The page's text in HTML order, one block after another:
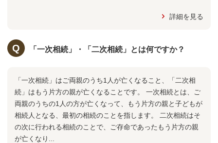
詳細を見る
「一次相続」・「二次相続」とは何ですか？
「一次相続」はご両親のうち1人が亡くなること、「二次相
続」はもう片方の親が亡くなることです。 一次相続とは、ご
両親のうちの1人の方が亡くなって、もう片方の親と子どもが
相続人となる、最初の相続のことを指します。 二次相続はそ
の次に行われる相続のことで、ご存命であったもう片方の親
が亡くなり...